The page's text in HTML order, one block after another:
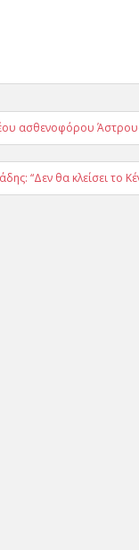
ασθενοφόρου
“Δεν θα κλείσει το